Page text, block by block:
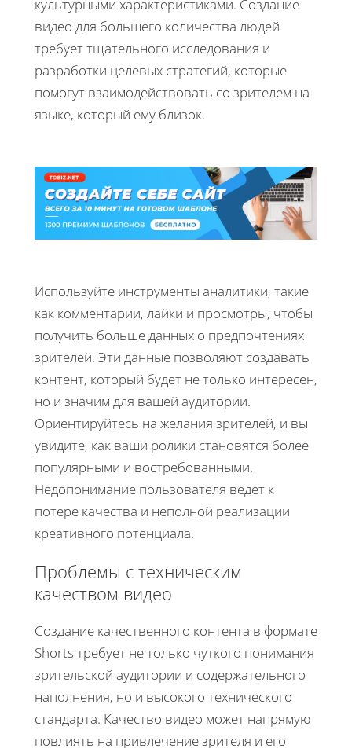
культурными характеристиками. Создание
видео для большего количества людей
требует тщательного исследования и
разработки целевых стратегий, которые
помогут взаимодействовать со зрителем на
языке, который ему близок.
Используйте инструменты аналитики, такие
как комментарии, лайки и просмотры, чтобы
получить больше данных о предпочтениях
зрителей. Эти данные позволяют создавать
контент, который будет не только интересен,
но и значим для вашей аудитории.
Ориентируйтесь на желания зрителей, и вы
увидите, как ваши ролики становятся более
популярными и востребованными.
Недопонимание пользователя ведет к
потере качества и неполной реализации
креативного потенциала.
Проблемы с техническим
качеством видео
Создание качественного контента в формате
Shorts требует не только чуткого понимания
зрительской аудитории и содержательного
наполнения, но и высокого технического
стандарта. Качество видео может напрямую
повлиять на привлечение зрителя и его